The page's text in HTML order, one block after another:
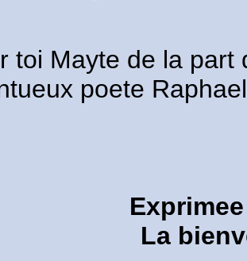
toi Mayte de la
poete
La